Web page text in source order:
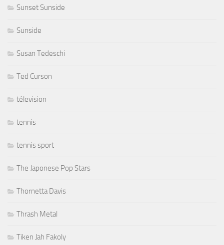
Sunset Sunside
Sunside
Susan Tedeschi
Ted Curson
télevision
tennis
tennis sport
The Japonese Pop Stars
Thornetta Davis
Thrash Metal
Tiken Jah Fakoly